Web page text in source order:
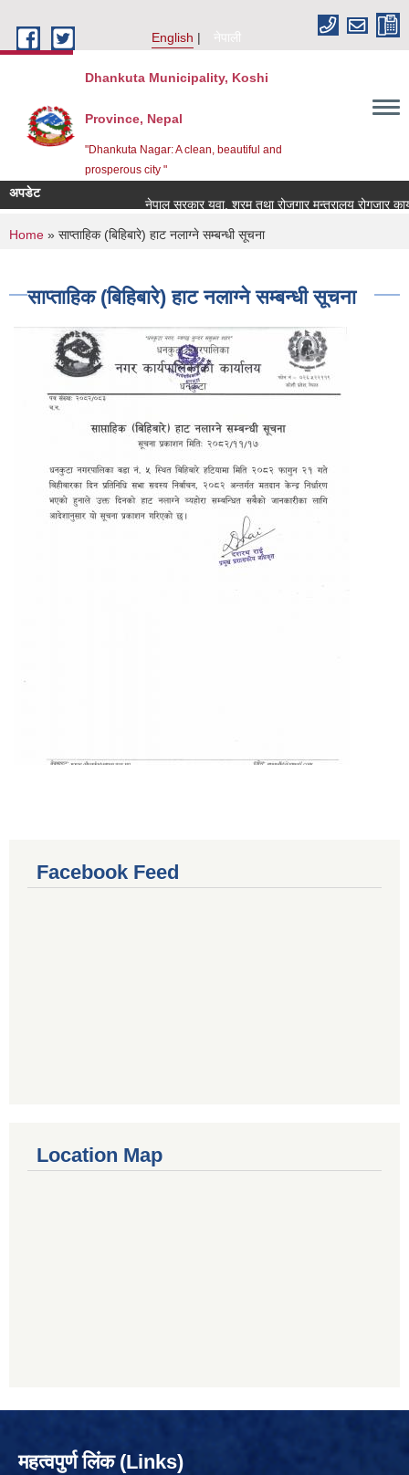
English
नेपाली
Dhankuta Municipality, Koshi
Province, Nepal
"Dhankuta Nagar: A clean, beautiful and
prosperous city "
अपडेट
नेपाल सरकार युवा, श्रम तथा रोजगार मन्त्रालय रोगजार
You are here
Home » साप्ताहिक (बिहिबारे) हाट नलाग्ने सम्बन्धी सूचना
साप्ताहिक (बिहिबारे) हाट नलाग्ने सम्बन्धी सूचना
Facebook Feed
Location Map
महत्वपुर्ण लिंक (Links)